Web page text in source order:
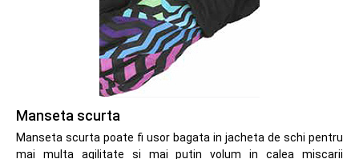
Manseta scurta
Manseta scurta poate fi usor bagata in jacheta de schi pentru
mai multa agilitate si mai putin volum in calea miscarii